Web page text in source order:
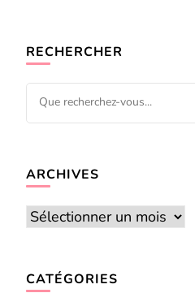
RECHERCHER
Vous
recherchiez
ARCHIVES
Archives
CATÉGORIES